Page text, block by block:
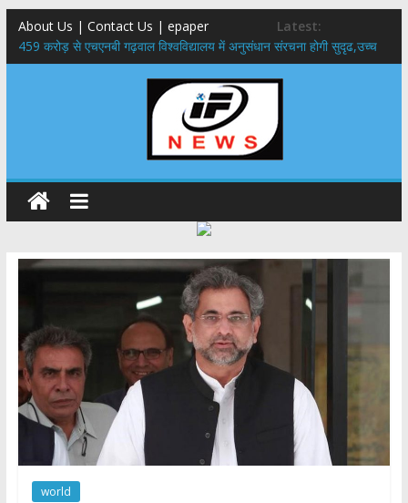
About Us | Contact Us | epaper
Latest:
459 करोड़ से एचएनबी गढ़वाल विश्वविद्यालय में अनुसंधान संरचना होगी सुदृढ,उच्च
शिक्षा मंत्री धन सिंह रावत ने नवनियुक्त केन्द्रीय शिक्षा मंत्री से की मुलाकात
राष्ट्रीय हथकरघा दिवस पर मुख्यमंत्री धामी ने उत्कृष्ट बुनकरों और हस्तशिल्प
​धामी कैबिनेट का बड़ा फैसला: पशुपालकों को 60% तक सब्सिडी, गंगा एक्सप्रेसवे का
​हरिद्वार से वीरभद्र (ऋषिकेश) तक निकली BJYM की भव्य कांवड़ यात्रा; तेजस्वी
सूर्या ने की देश व प्रदेशवासियों के कल्याण की कामना
24×7 अलर्ट मोड में रहें अधिकारी-मुख्य सचिव मानसून-एसईओसी से मुख्य सचिव ने
की विस्तृत समीक्षा कहा-बंद सड़कों को शीघ्र खोला जाए, लोगों को न हो दिक्कत
world